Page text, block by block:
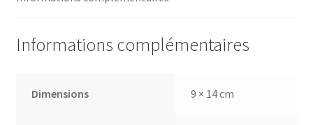
la
tour
Romain
Informations complémentaires
Dimensions 9 × 14 cm